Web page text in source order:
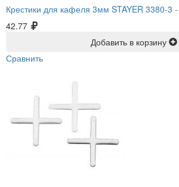
Крестики для кафеля 3мм STAYER 3380-3 -
42.77
Добавить в корзину
Сравнить